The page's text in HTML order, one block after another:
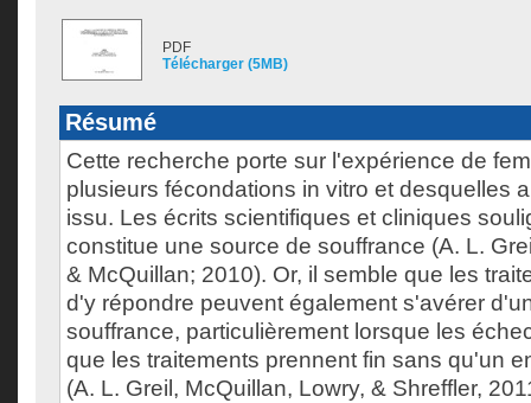
PDF
Télécharger (5MB)
Résumé
Cette recherche porte sur l'expérience de
plusieurs fécondations in vitro et desquelles
issu. Les écrits scientifiques et cliniques
constitue une source de souffrance (A. L.
& McQuillan; 2010). Or, il semble que les
d'y répondre peuvent également s'avérer
souffrance, particulièrement lorsque les
que les traitements prennent fin sans qu'un
(A. L. Greil, McQuillan, Lowry, & Shreffler,